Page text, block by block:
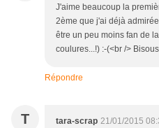
J'aime beaucoup la
2ème que j'ai déjà
être un peu moins fan de
coulures...!) :-(<br />
Répondre
T tara-scrap 21/01/2015